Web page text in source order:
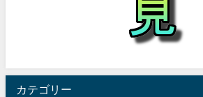
カテゴリー